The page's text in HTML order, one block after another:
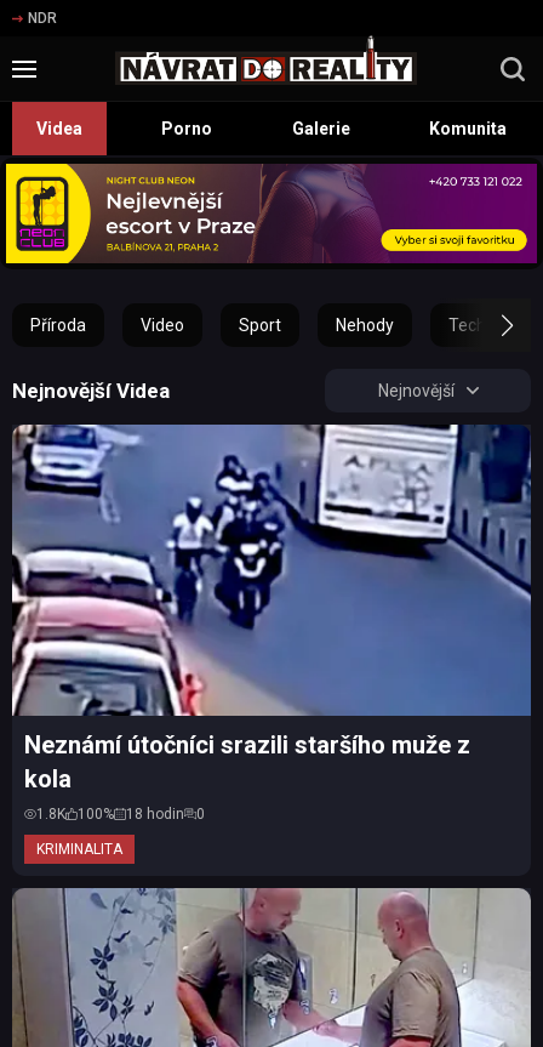
NDR
Videa Porno Galerie Komunita
Příroda Video Sport Nehody Technika
Nejnovější Videa Nejnovější
KRIMINALITA
Neznámí útočníci srazili staršího muže z
kola
1.8K 100% 18 hodin 0